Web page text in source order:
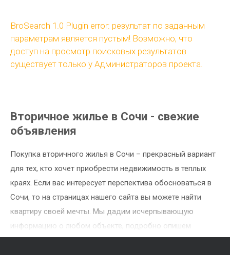
BroSearch 1.0 Plugin error: результат по заданным
параметрам является пустым! Возможно, что
доступ на просмотр поисковых результатов
существует только у Администраторов проекта.
Вторичное жилье в Сочи - свежие
объявления
Покупка вторичного жилья в Сочи – прекрасный вариант
для тех, кто хочет приобрести недвижимость в теплых
краях. Если вас интересует перспектива обосноваться в
Сочи, то на страницах нашего сайта вы можете найти
квартиру своей мечты. Мы дадим исчерпывающую
информацию о любом объекте, подробно опишем